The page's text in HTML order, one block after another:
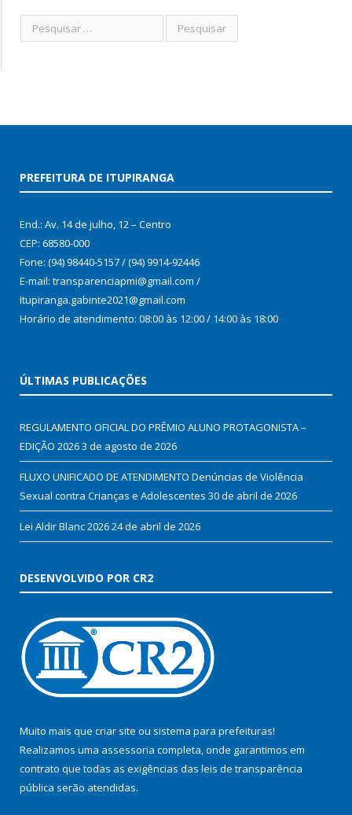
PREFEITURA DE ITUPIRANGA
End.: Av. 14 de julho, 12 – Centro
CEP: 68580-000
Fone: (94) 98440-5157 / (94) 9914-92446
E-mail: transparenciapmi@gmail.com /
Itupiranga.gabinte2021@gmail.com
Horário de atendimento: 08:00 às 12:00 / 14:00 às 18:00
ÚLTIMAS PUBLICAÇÕES
REGULAMENTO OFICIAL DO PRÊMIO ALUNO PROTAGONISTA –
EDIÇÃO 20263 de agosto de 2026
FLUXO UNIFICADO DE ATENDIMENTO Denúncias de Violência
Sexual contra Crianças e Adolescentes 30 de abril de 2026
Lei Aldir Blanc 202624 de abril de 2026
DESENVOLVIDO POR CR2
Muito mais que criar site ou sistema para prefeituras!
Realizamos uma assessoria completa, onde garantimos em
contrato que todas as exigências das leis de transparência
pública serão atendidas.